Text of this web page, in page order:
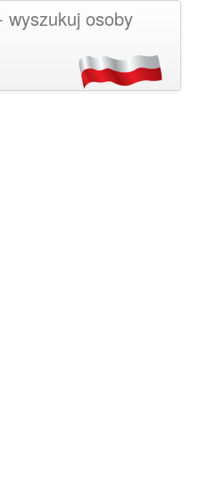
wyszukuj osoby